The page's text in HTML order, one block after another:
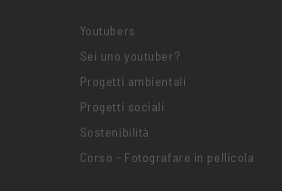
Youtubers
Sei uno youtuber?
Progetti ambientali
Progetti sociali
Sostenibilità
Corso - Fotografare in pellicola